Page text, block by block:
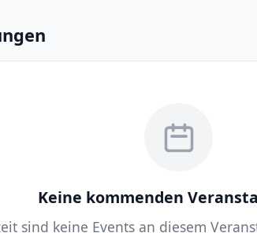
Keine kommenden
sind keine Events an diesem